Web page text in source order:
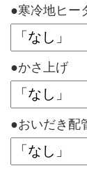
●寒冷地ヒー
●かさ上げ
●おいだき配